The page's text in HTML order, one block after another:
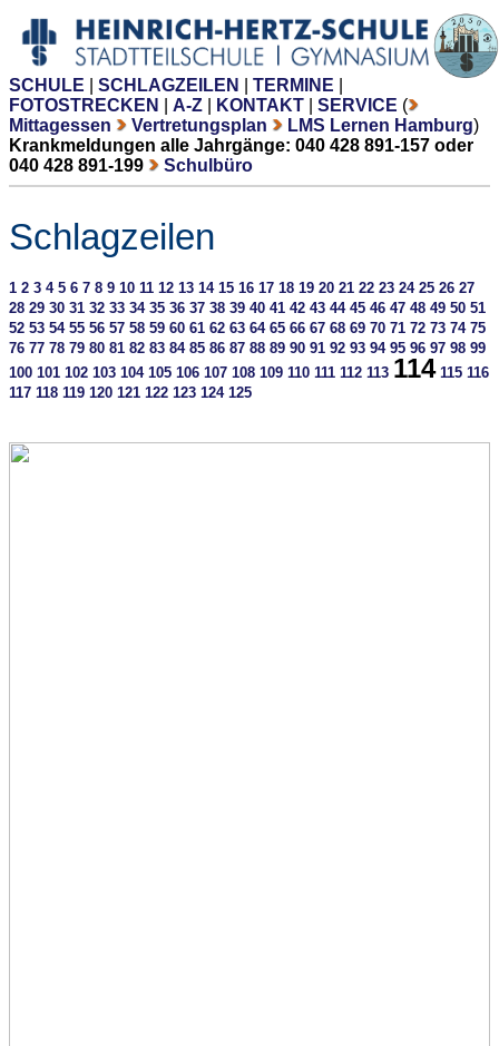
SCHULE SCHLAGZEILEN TERMINE
FOTOSTRECKEN
A-Z KONTAKT SERVICE (
Mittagessen
Vertretungsplan LMS Lernen Hamburg)
Krankmeldungen alle Jahrgänge: 040 428 891-157 oder
040 428 891-199
Schulbüro
Schlagzeilen
1 2 3 4 5 6 7 8 9 10 11 12 13 14 15 16 17 18 19 20 21 22 23 24 25 26 27
28 29 30 31 32 33 34 35 36 37 38 39 40 41 42 43 44 45 46 47 48 49 50 51
52 53 54 55 56 57 58 59 60 61 62 63 64 65 66 67 68 69 70 71 72 73 74 75
76 77 78 79 80 81 82 83 84 85 86 87 88 89 90 91 92 93 94 95 96 97 98 99
100 101 102 103 104 105 106 107 108 109 110 111 112 113 114 115 116
117 118 119 120 121 122 123 124 125